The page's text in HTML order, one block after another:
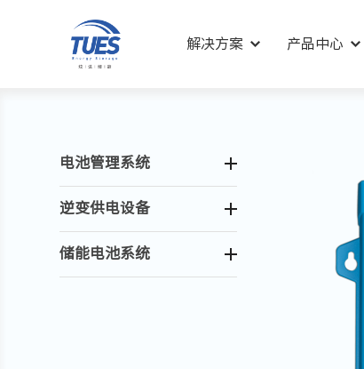
解决方案 产品中心
电池管理系统
逆变供电设备
储能电池系统